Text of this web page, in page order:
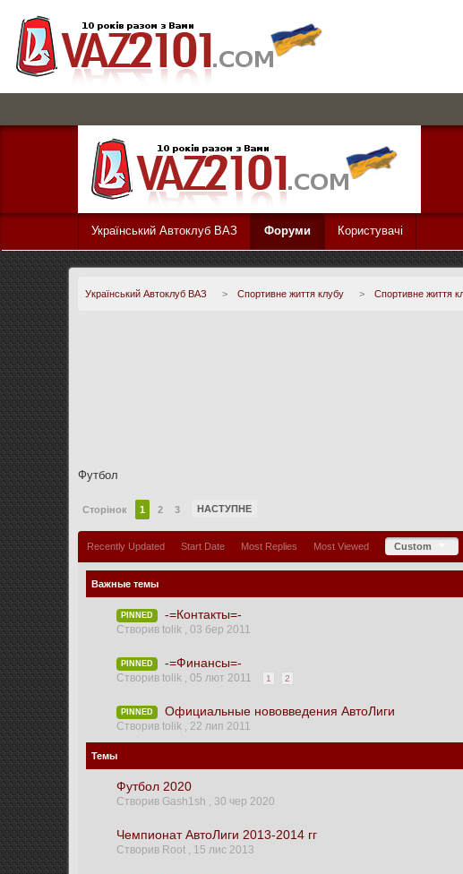
Український Автоклуб ВАЗ Форуми Користувачі
Український Автоклуб ВАЗ > Спортивне життя клубу > Спортивне життя
Футбол
Сторінок 1 2 3 НАСТУПНЕ
Recently Updated Start Date Most Replies Most Viewed Custom
Важные темы
PINNED -=Контакты=-
Створив tolik ,03 бер 2011
PINNED -=Финансы=-
Створив tolik ,05 лют 2011 1 2
PINNED Официальные нововведения АвтоЛиги
Створив tolik , 22 лип 2011
Темы
Футбол 2020
Створив Gash1sh , 30 чер 2020
Чемпионат АвтоЛиги 2013-2014 гг
Створив Root , 15 лис 2013